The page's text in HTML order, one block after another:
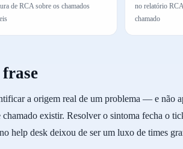
de RCA sobre os chamados
no relatório
chamado
a origem real de um problema — e não
existir. Resolver o sintoma fecha o
help desk deixou de ser um luxo de times